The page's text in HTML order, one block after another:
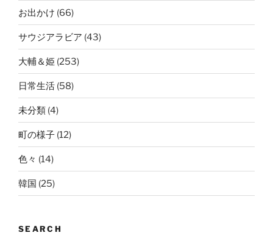
お出かけ (66)
サウジアラビア (43)
大輔＆姫 (253)
日常生活 (58)
未分類 (4)
町の様子 (12)
色々 (14)
韓国 (25)
SEARCH